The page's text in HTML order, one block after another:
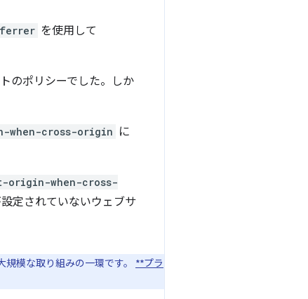
を使用して
のポリシーでした。しか
cross-origin に
when-cross-
定されていないウェブサ
模な取り組みの一環です。 **プラ